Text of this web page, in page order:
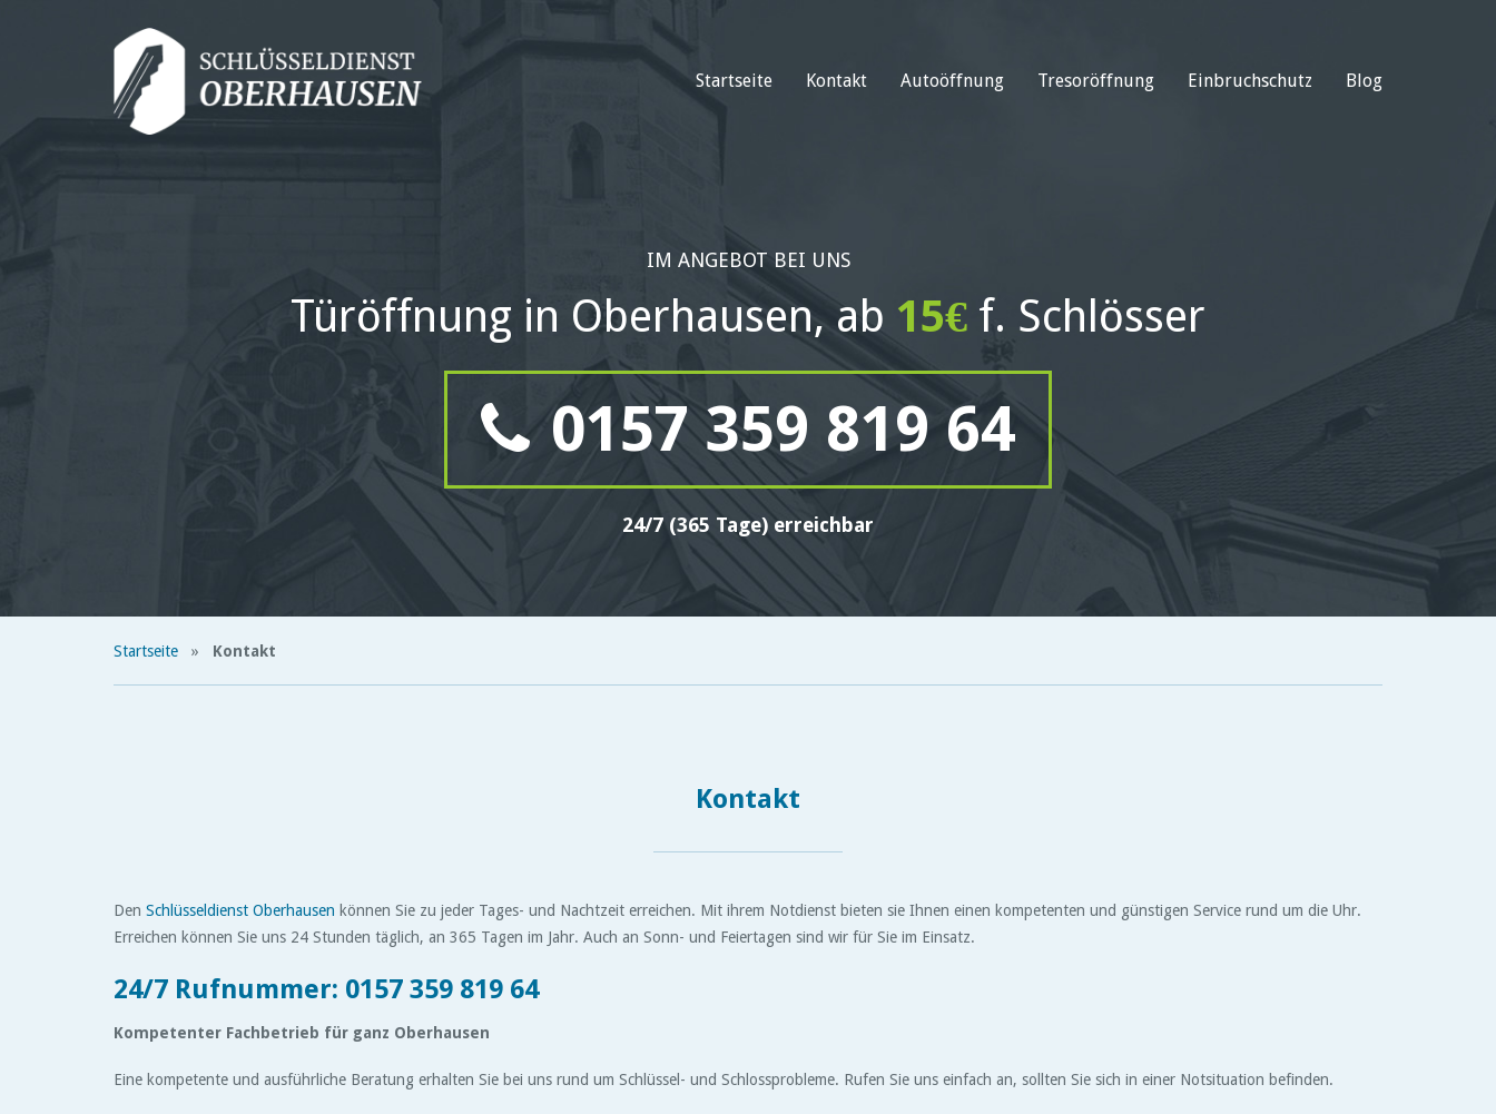
Startseite Kontakt Autoöffnung Tresoröffnung Einbruchschutz Blog
IM ANGEBOT BEI UNS
Türöffnung in Oberhausen, ab 15€ f. Schlösser
0157 359 819 64
24/7 (365 Tage) erreichbar
Startseite » Kontakt
Kontakt
Den Schlüsseldienst Oberhausen können Sie zu jeder Tages- und Nachtzeit erreichen. Mit ihrem Notdienst bieten sie Ihnen einen kompetenten und günstigen Service rund um die Uhr.
Erreichen können Sie uns 24 Stunden täglich, an 365 Tagen im Jahr. Auch an Sonn- und Feiertagen sind wir für Sie im Einsatz.
24/7 Rufnummer: 0157 359 819 64
Kompetenter Fachbetrieb für ganz Oberhausen
Eine kompetente und ausführliche Beratung erhalten Sie bei uns rund um Schlüssel- und Schlossprobleme. Rufen Sie uns einfach an, sollten Sie sich in einer Notsituation befinden.